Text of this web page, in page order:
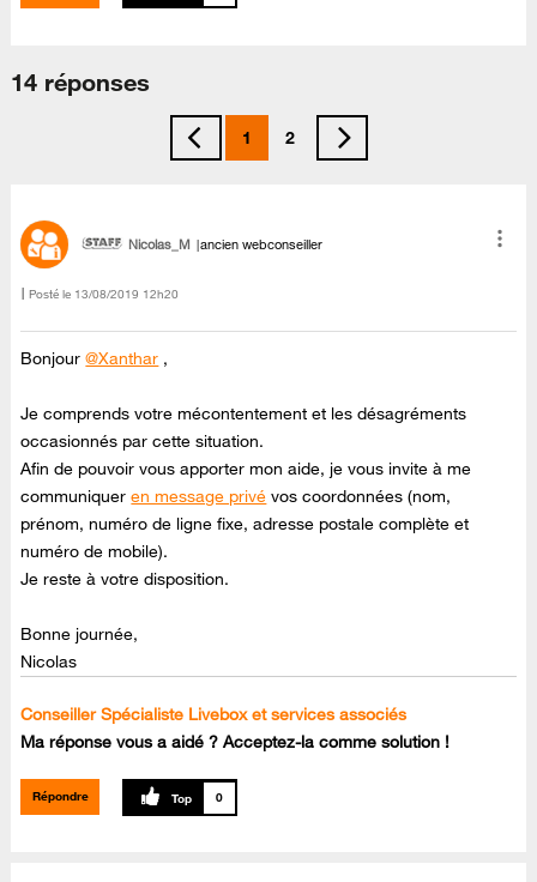
14 réponses
1 2
Nicolas_M ancien webconseiller
Posté le ‎13/08/2019 12h20
Bonjour@Xanthar ,
Je comprends votre mécontentement et les désagréments
occasionnés par cette situation.
Afin de pouvoir vous apporter mon aide, je vous invite à me
communiqueren message privé vos coordonnées (nom,
prénom, numéro de ligne fixe, adresse postale complète et
numéro de mobile).
Je reste à votre disposition.
Bonne journée,
Nicolas
Conseiller Spécialiste Livebox et services associés
Ma réponse vous a aidé ? Acceptez-la comme solution !
Répondre 0